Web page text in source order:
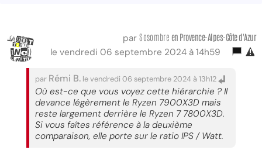
parSosombre en Provence-Alpes-Côte d'Azur
le vendredi 06 septembre 2024 à 14h59
par Rémi B. le vendredi 06 septembre 2024 à 13h12
Où est-ce que vous voyez cette hiérarchie ? Il
devance légèrement le Ryzen 7900X3D mais
reste largement derrière le Ryzen 7 7800X3D.
Si vous faîtes référence à la deuxième
comparaison, elle porte sur le ratio IPS / Watt.